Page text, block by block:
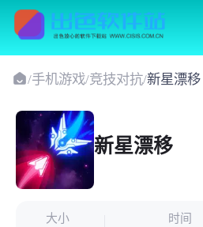
/手机游戏/竞技对抗/新星漂移
新星漂移
大小
时间